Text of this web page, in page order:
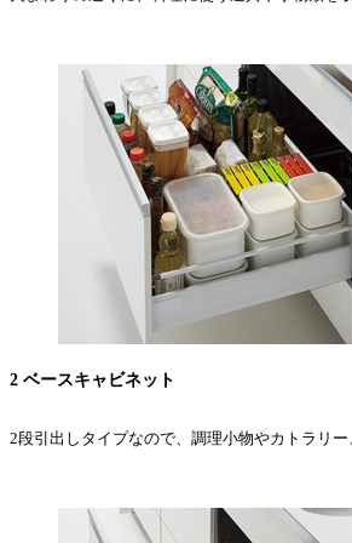
2 ベースキャビネット
2段引出しタイプなので、調理小物やカトラリ